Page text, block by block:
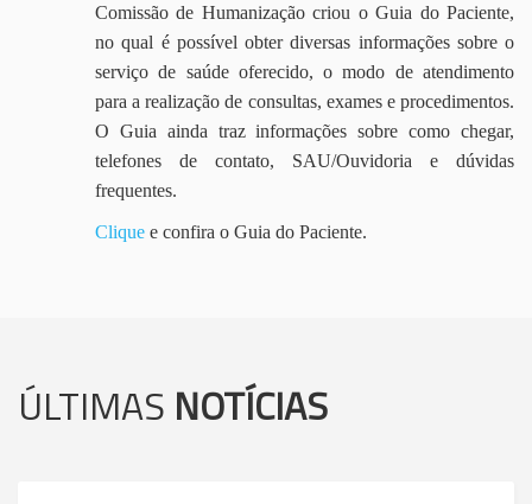
Comissão de Humanização criou o Guia do Paciente,
no qual é possível obter diversas informações sobre o
serviço de saúde oferecido, o modo de atendimento
para a realização de consultas, exames e procedimentos.
O Guia ainda traz informações sobre como chegar,
telefones de contato, SAU/Ouvidoria e dúvidas
frequentes.
Clique e confira o Guia do Paciente.
ÚLTIMAS NOTÍCIAS